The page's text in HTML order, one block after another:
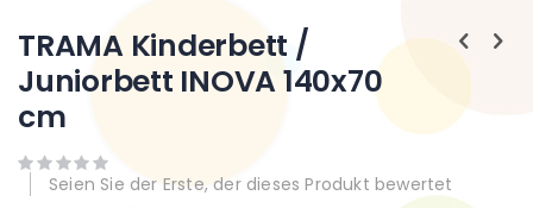
Anfang
der
Bildgalerie
springen
TRAMA Kinderbett /
Juniorbett INOVA 140x70
cm
Seien Sie der Erste, der dieses Produkt bewertet